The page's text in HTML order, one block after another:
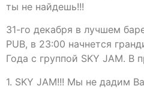
ты не найдешь!!!
31-го декабря в лучшем
PUB, в 23:00 начнется
Года с группой SKY JAM. В
1. SKY JAM!!! Мы не дадим